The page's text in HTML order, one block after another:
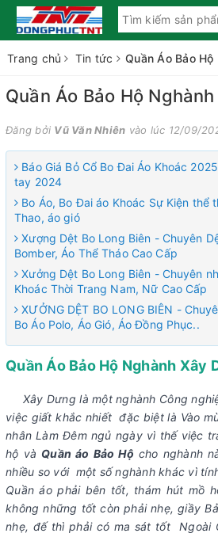
Trang chủ Tin tức Quần Áo Bảo
Quần Áo Bảo Hộ
Đăng bởi Vũ Văn Nhiên vào lúc 12/09/
Báo Giá Bỏ Cổ Bo Đai Áo Khoác
tay 2024
Bo Áo, Bo Đai áo Khoác Sự Kiện thể
Thao, áo gió
Xượng Dệt Bo Long Biên - Chuyên
Bomber, Áo Thể Tháo Cao Cấp
Xưởng Dệt Bo Long Biên - Chuyên
Khoác Thời Trang Nam, Nữ Cao Cấp
XƯỞNG DỆT BO LONG BIÊN -
Bo Áo Polo, Áo Gió, Áo Đồng Phục..
Quần Áo Bảo Hộ Nghành Xây
Xây Dưng là một nghành Công
việc giất khắc nhiết đặc biệt là Vào
nhân Làm Đêm ngủ ngày vì thế việc
hộ và Quần áo Bảo Hộ cho nghành
nhiều so với một số nghành khác vì
Quần áo phải bên tốt, thám hút mồ
không những tốt còn phải nhẹ, giầy
nhẹ, đế thì phải có ma sát tốt Ngoài